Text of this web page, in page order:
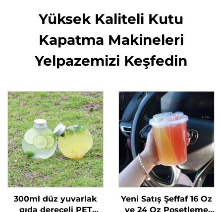
Yüksek Kaliteli Kutu
Kapatma Makineleri
Yelpazemizi Keşfedin
300ml düz yuvarlak
gıda dereceli PET
Yeni Satış Şeffaf 16 Oz
ve 24 Oz Poşetleme